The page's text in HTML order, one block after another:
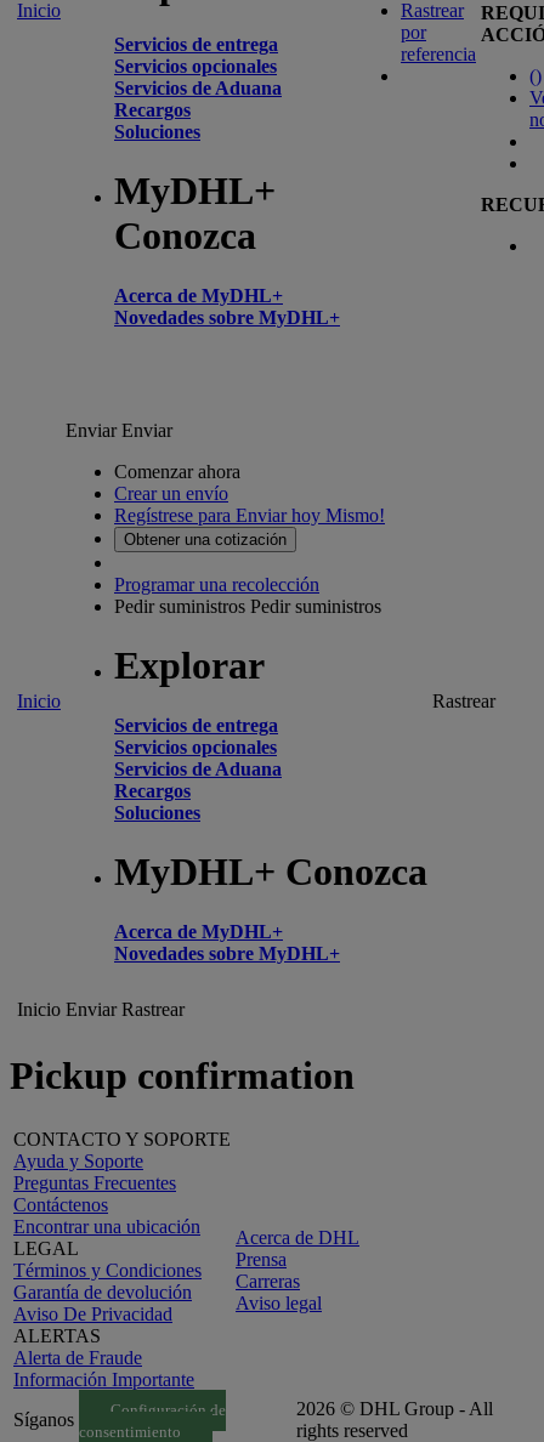
Inicio
Servicios de entrega
Servicios opcionales
Servicios de Aduana
Recargos
Soluciones
MyDHL+
Conozca
Acerca de MyDHL+
Novedades sobre MyDHL+
Rastrear
por
referencia
()
Inicio
EnviarEnviar
Comenzar ahora
Crear un envío
Regístrese para Enviar hoy Mismo!
Obtener una cotización
Programar una recolección
Pedir suministros Pedir suministros
Explorar
Servicios de entrega
Servicios opcionales
Servicios de Aduana
Recargos
Soluciones
MyDHL+ Conozca
Acerca de MyDHL+
Novedades sobre MyDHL+
Rastrear
Inicio Enviar Rastrear
Pickup confirmation
CONTACTO Y SOPORTE
Ayuda y Soporte
Preguntas Frecuentes
Contáctenos
Encontrar una ubicación
LEGAL
Términos y Condiciones
Garantía de devolución
Aviso De Privacidad
ALERTAS
Alerta de Fraude
Información Importante
Acerca de DHL
Prensa
Carreras
Aviso legal
Síganos
Configuración de
consentimiento
2026 © DHL Group - All
rights reserved